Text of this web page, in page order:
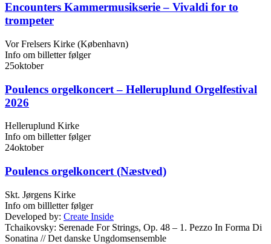
Encounters Kammermusikserie – Vivaldi for to
trompeter
Vor Frelsers Kirke (København)
Info om billetter følger
25oktober
Poulencs orgelkoncert – Helleruplund Orgelfestival
2026
Helleruplund Kirke
Info om billetter følger
24oktober
Poulencs orgelkoncert (Næstved)
Skt. Jørgens Kirke
Info om billletter følger
Developed by: Create Inside
Tchaikovsky: Serenade For Strings, Op. 48 – 1. Pezzo In Forma Di
Sonatina //Det danske Ungdomsensemble